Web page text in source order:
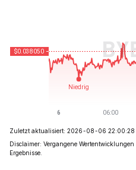
Zuletzt aktualisiert: 2026-08-06 22:00:28
Disclaimer: Vergangene
Ergebnisse.